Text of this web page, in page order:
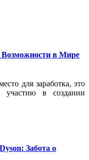
в Мире
для заработка, это
участию в создании
Забота о